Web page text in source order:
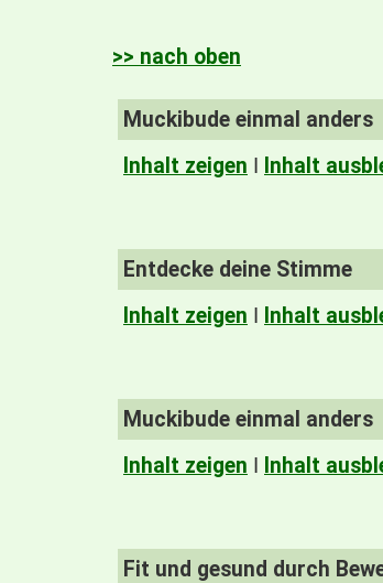
>> nach oben
Muckibude einmal anders
Inhalt zeigen I Inhalt
Entdecke deine Stimme
Inhalt zeigen I Inhalt
Muckibude einmal anders
Inhalt zeigen I Inhalt
Fit und gesund durch